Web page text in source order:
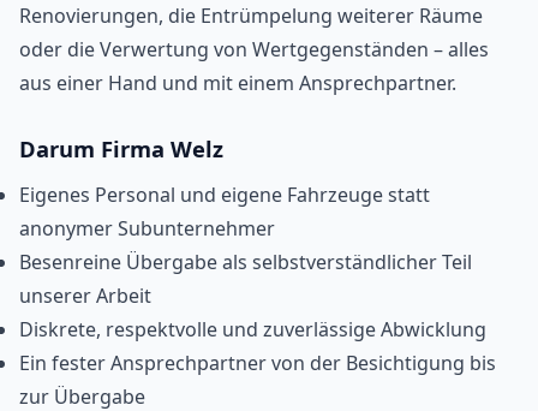
Renovierungen, die Entrümpelung weiterer Räume
oder die Verwertung von Wertgegenständen – alles
aus einer Hand und mit einem Ansprechpartner.
Darum Firma Welz
Eigenes Personal und eigene Fahrzeuge statt
anonymer Subunternehmer
Besenreine Übergabe als selbstverständlicher Teil
unserer Arbeit
Diskrete, respektvolle und zuverlässige Abwicklung
Ein fester Ansprechpartner von der Besichtigung bis
zur Übergabe